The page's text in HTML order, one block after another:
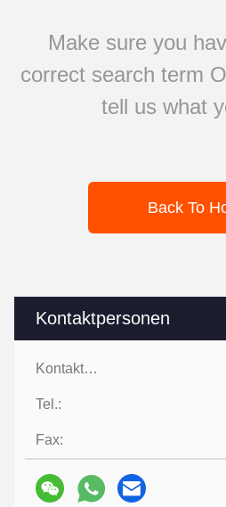
Kontaktpersonen
Kontaktpersonen:
Tel.:
Fax:
Make sure you
correct search term
tell us what
Back To